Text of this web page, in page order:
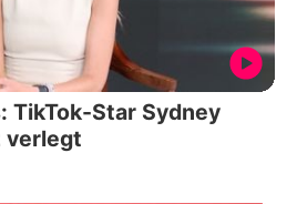
TikTok-Star Sydney
verlegt